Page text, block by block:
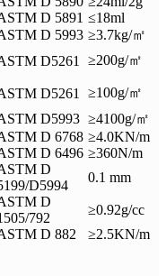
D 5891 ≤18ml
D 5993 ≥3.7kg/㎡
D5261
≥200g/㎡
D5261
≥100g/㎡
D5993 ≥4100g/㎡
D 6768 ≥4.0KN/m
D 6496 ≥360N/m
D
D5994
0.1 mm
D
792
≥0.92g/cc
D 882 ≥2.5KN/m